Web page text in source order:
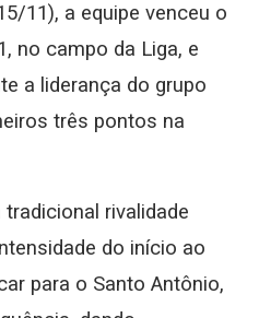
11), a equipe venceu o
no campo da Liga, e
a liderança do grupo
três pontos na
rivalidade
do início ao
para o Santo Antônio,